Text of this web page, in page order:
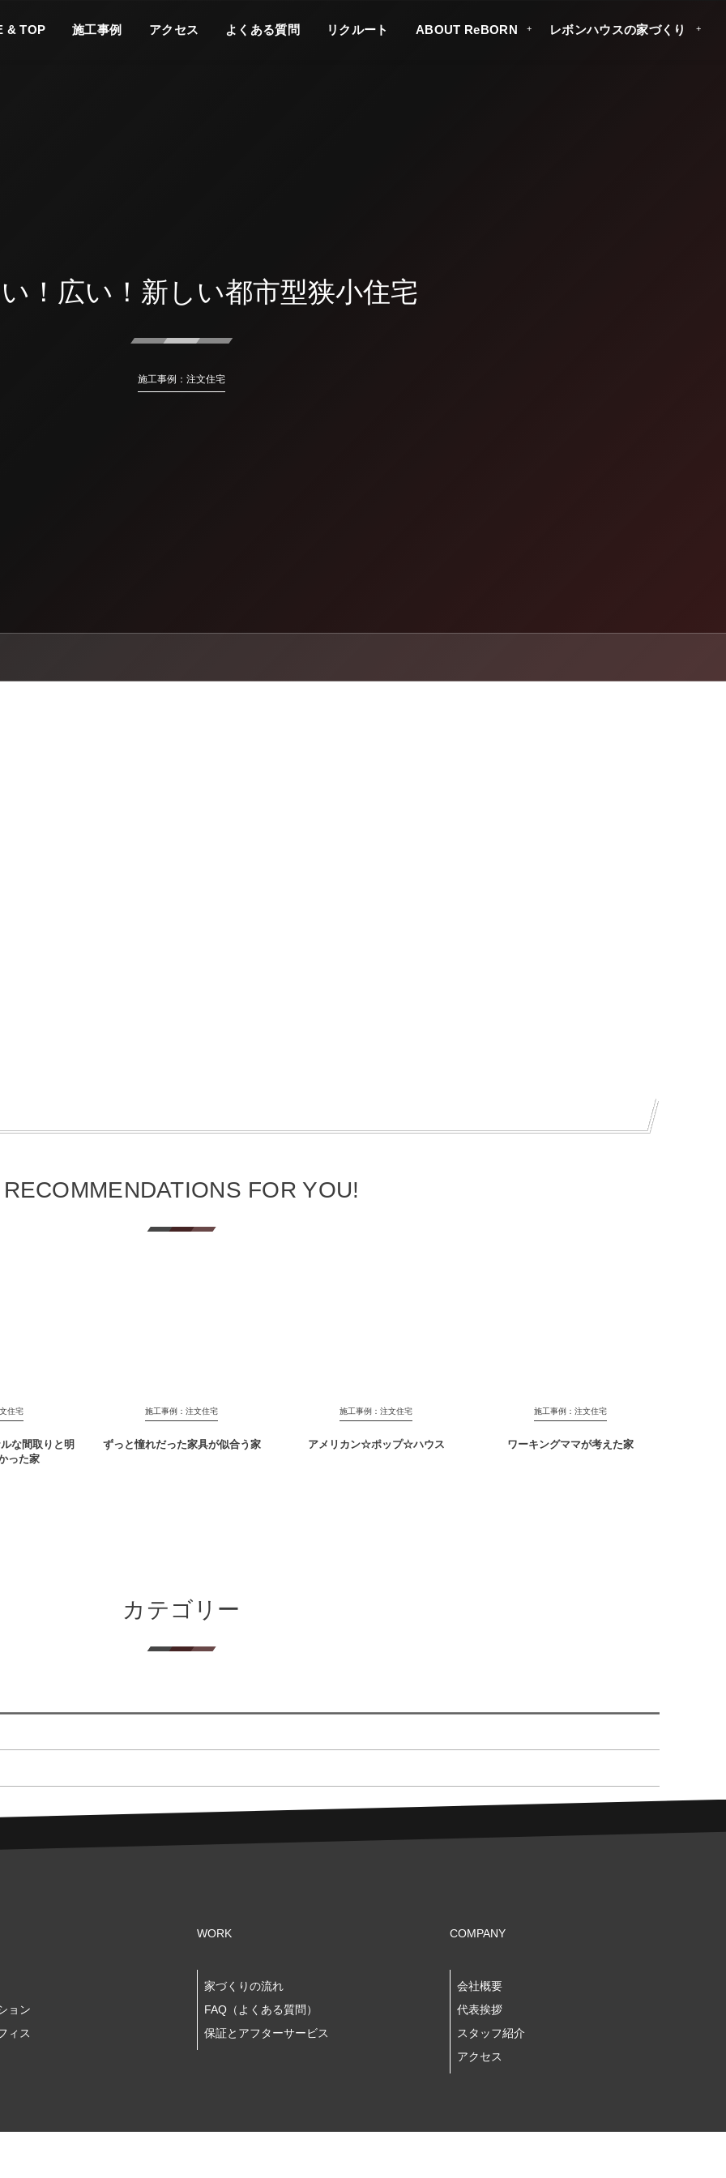
& TOP
ページ 施工事例 アクセス
どこにある
の？
よくある質問
よくある質問 リクルート ABOUT ReBORN
レボンハウス？ レボンハウスの家づくり
！広い！新しい都市型狭小住宅
施工事例：注文住宅
RECOMMENDATIONS FOR YOU!
住宅
な間取りと明
った家
施工事例：注文住宅
ずっと憧れだった家具が似合う家
施工事例：注文住宅
アメリカン☆ポップ☆ハウス
施工事例：注文住宅
ワーキングママが考えた家
カテゴリー
ョン
ィス
WORK
家づくりの流れ
FAQ（よくある質問）
保証とアフターサービス
COMPANY
会社概要
代表挨拶
スタッフ紹介
アクセス